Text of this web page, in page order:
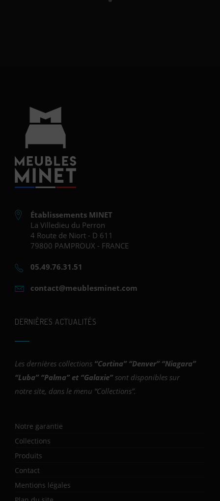
Établissements MINET
La Villedieu du Perron
4 Route de Niort - D 611
79800 PAMPROUX - FRANCE
05.49.76.31.51
contact@meublesminet.com
DERNIÈRES ACTUALITÉS
Les dernières collections “Cortina” “Denver” “Niagara”
“Luba” “Palma” et “Galaxie” sont disponibles sur
notre site, dans le menu “Collections”.
Notre garantie
Collections
Produits
Contact
Mentions légales